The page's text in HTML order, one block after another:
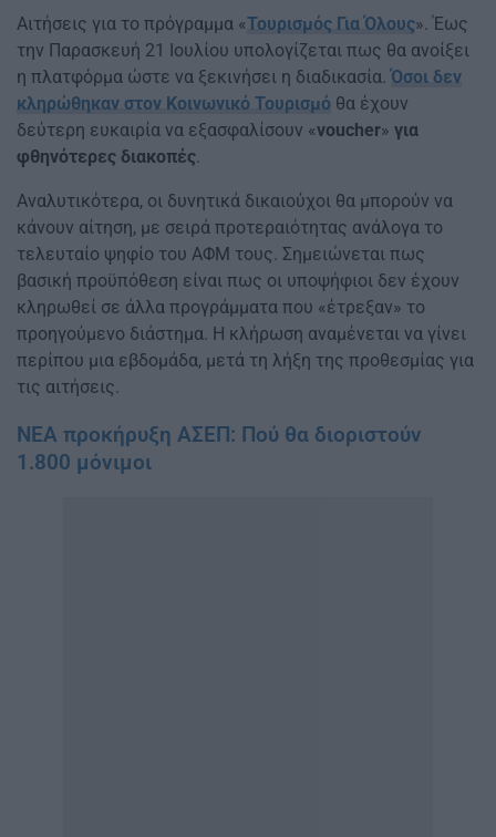
Αιτήσεις για το πρόγραμμα «Τουρισμός Για Όλους». Έως
την Παρασκευή 21 Ιουλίου υπολογίζεται πως θα ανοίξει
η πλατφόρμα ώστε να ξεκινήσει η διαδικασία.Όσοι δεν
κληρώθηκαν στον Κοινωνικό Τουρισμό θα έχουν
δεύτερη ευκαιρία να εξασφαλίσουν «voucher» για
φθηνότερες διακοπές.
Αναλυτικότερα, οι δυνητικά δικαιούχοι θα μπορούν να
κάνουν αίτηση, με σειρά προτεραιότητας ανάλογα το
τελευταίο ψηφίο του ΑΦΜ τους. Σημειώνεται πως
βασική προϋπόθεση είναι πως οι υποψήφιοι δεν έχουν
κληρωθεί σε άλλα προγράμματα που «έτρεξαν» το
προηγούμενο διάστημα. Η κλήρωση αναμένεται να γίνει
περίπου μια εβδομάδα, μετά τη λήξη της προθεσμίας για
τις αιτήσεις.
ΝΕΑ προκήρυξη ΑΣΕΠ: Πού θα διοριστούν
1.800 μόνιμοι